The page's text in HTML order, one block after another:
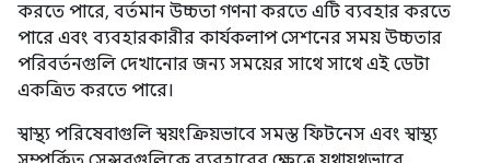
করতে পারে, বর্তমান উচ্চতা গণনা করতে এটি ব্যবহার করতে
পারে এবং ব্যবহারকারীর কার্যকলাপ সেশনের সময় উচ্চতার
পরিবর্তনগুলি দেখানোর জন্য সময়ের সাথে সাথে এই ডেটা
একত্রিত করতে পারে।
স্বাস্থ্য পরিষেবাগুলি স্বয়ংক্রিয়ভাবে সমস্ত ফিটনেস এবং স্বাস্থ্য